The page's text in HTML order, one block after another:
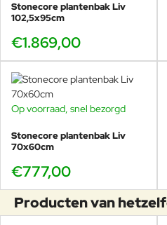
Stonecore plantenbak Liv
102,5x95cm
€1.869,00
Op voorraad, snel bezorgd
Stonecore plantenbak Liv
70x60cm
€777,00
Producten van